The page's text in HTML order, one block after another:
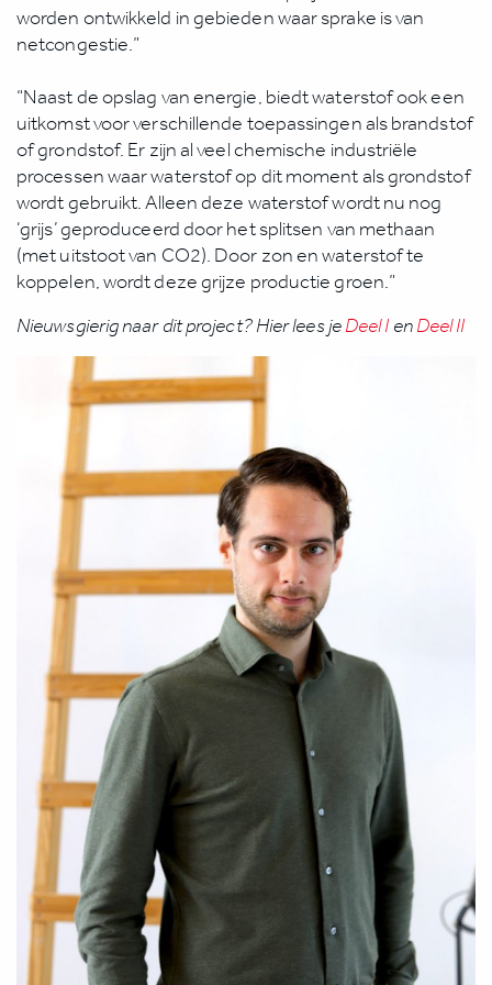
worden ontwikkeld in gebieden waar sprake is van
netcongestie.”
“Naast de opslag van energie, biedt waterstof ook een
uitkomst voor verschillende toepassingen als brandstof
of grondstof. Er zijn al veel chemische industriële
processen waar waterstof op dit moment als grondstof
wordt gebruikt. Alleen deze waterstof wordt nu nog
‘grijs’ geproduceerd door het splitsen van methaan
(met uitstoot van CO2). Door zon en waterstof te
koppelen, wordt deze grijze productie groen.”
Nieuwsgierig naar dit project? Hier lees jeDeel I enDeel II